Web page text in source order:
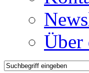
Über